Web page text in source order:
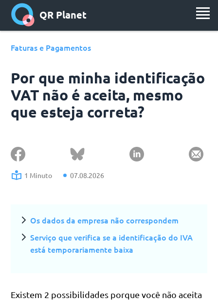
QR Planet
Faturas e Pagamentos
Por que minha identificação
VAT não é aceita, mesmo
que esteja correta?
1 Minuto 07.08.2026
Os dados da empresa não correspondem
Serviço que verifica se a identificação do IVA
está temporariamente baixa
Existem 2 possibilidades porque você não aceita